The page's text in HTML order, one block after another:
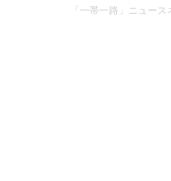
「一帯一路」ニュー